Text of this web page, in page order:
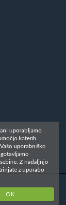
uporabljamo
katerih
uporabniško
Z nadaljnjo
z uporabo
OK